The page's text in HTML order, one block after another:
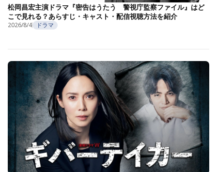
松岡昌宏主演ドラマ『密告はうたう 警視庁監察ファイル』はど
こで見れる？あらすじ・キャスト・配信視聴方法を紹介
2026/8/4 ドラマ